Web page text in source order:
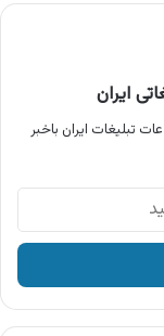
ایران
تبلیغات ایران باخبر